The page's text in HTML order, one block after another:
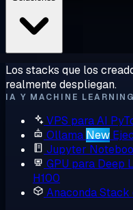
Los stacks que los
realmente despliegan.
IA Y MACHINE LEARNING
VPS para AI
Ollama New
Jupyter
GPU para Deep
H100
AnacondaStack